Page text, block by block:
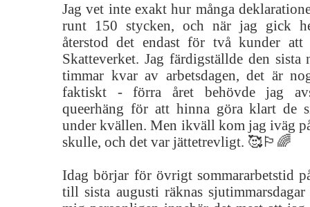
Jag vet inte exakt hur många
runt 150 stycken, och när jag gick
återstod det endast för två kunder att
Skatteverket. Jag färdigställde den
timmar kvar av arbetsdagen, det är
faktiskt - förra året behövde jag
queerhäng för att hinna göra klart de
under kvällen. Men ikväll kom jag iväg
skulle, och det var jättetrevligt. 🥰🏳️‍🌈
Idag börjar för övrigt sommararbetstid
till sista augusti räknas